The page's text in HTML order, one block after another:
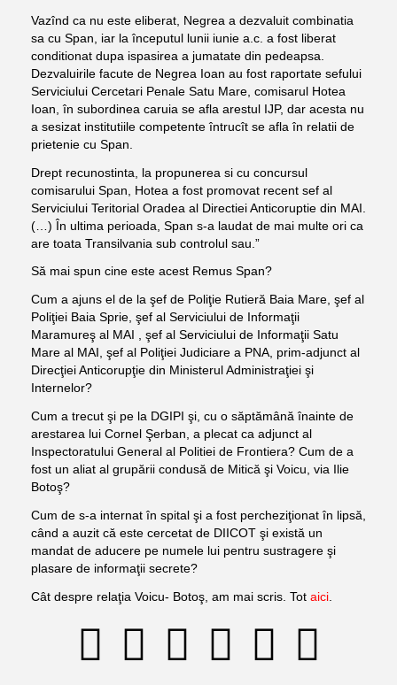
Vazînd ca nu este eliberat, Negrea a dezvaluit combinatia
sa cu Span, iar la începutul lunii iunie a.c. a fost liberat
conditionat dupa ispasirea a jumatate din pedeapsa.
Dezvaluirile facute de Negrea Ioan au fost raportate sefului
Serviciului Cercetari Penale Satu Mare, comisarul Hotea
Ioan, în subordinea caruia se afla arestul IJP, dar acesta nu
a sesizat institutiile competente întrucît se afla în relatii de
prietenie cu Span.
Drept recunostinta, la propunerea si cu concursul
comisarului Span, Hotea a fost promovat recent sef al
Serviciului Teritorial Oradea al Directiei Anticoruptie din MAI.
(…) În ultima perioada, Span s-a laudat de mai multe ori ca
are toata Transilvania sub controlul sau.”
Să mai spun cine este acest Remus Span?
Cum a ajuns el de la şef de Poliţie Rutieră Baia Mare, şef al
Poliţiei Baia Sprie, şef al Serviciului de Informaţii
Maramureş al MAI , şef al Serviciului de Informaţii Satu
Mare al MAI, şef al Poliţiei Judiciare a PNA, prim-adjunct al
Direcţiei Anticorupţie din Ministerul Administraţiei şi
Internelor?
Cum a trecut şi pe la DGIPI şi, cu o săptămână înainte de
arestarea lui Cornel Şerban, a plecat ca adjunct al
Inspectoratului General al Politiei de Frontiera? Cum de a
fost un aliat al grupării condusă de Mitică şi Voicu, via Ilie
Botoş?
Cum de s-a internat în spital şi a fost percheziţionat în lipsă,
când a auzit că este cercetat de DIICOT şi există un
mandat de aducere pe numele lui pentru sustragere şi
plasare de informaţii secrete?
Cât despre relaţia Voicu- Botoş, am mai scris. Tot aici